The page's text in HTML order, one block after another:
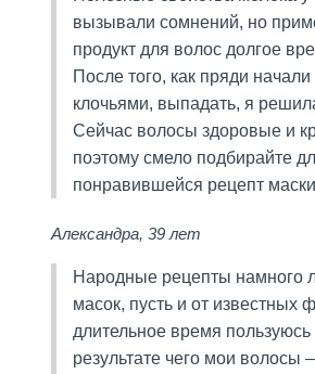
вызывали сомнений, но
продукт для волос долгое
После того, как пряди начали
клочьями, выпадать, я
Сейчас волосы здоровые и
поэтому смело подбирайте
понравившейся рецепт
Александра, 39 лет
Народные рецепты намного
масок, пусть и от известных
длительное время
результате чего мои волосы